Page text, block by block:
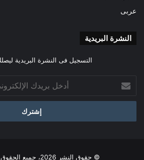
عربى
النشرة البريدية
التسجيل فى النشرة البريدية
بريدك
الإلكتروني
© حقوق النشر 2026، جميع الحقوق محفوظة |